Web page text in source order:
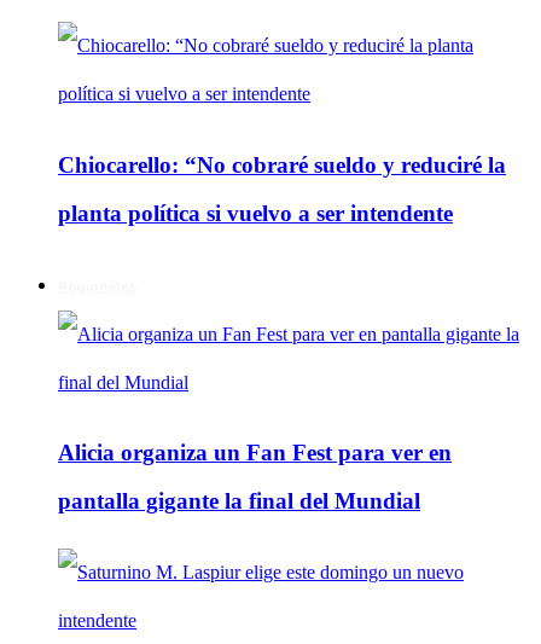
Chiocarello: “No cobraré sueldo y reduciré la
planta política si vuelvo a ser intendente
Alicia organiza un Fan Fest para ver en
pantalla gigante la final del Mundial